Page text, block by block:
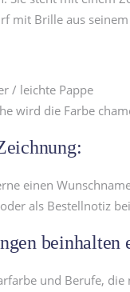
mit Brille aus
/ leichte Pappe
wird die Farbe
einen
als Bestellnotiz
beinhalten
und Berufe,